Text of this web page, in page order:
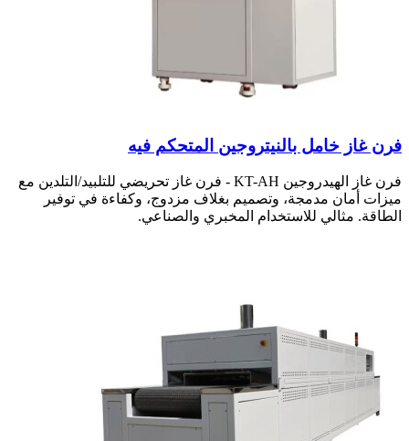
فرن غاز خامل بالنيتروجين المتحكم فيه
فرن غاز الهيدروجين KT-AH - فرن غاز تحريضي للتلبيد/التلدين مع
ميزات أمان مدمجة، وتصميم بغلاف مزدوج، وكفاءة في توفير
الطاقة. مثالي للاستخدام المخبري والصناعي.